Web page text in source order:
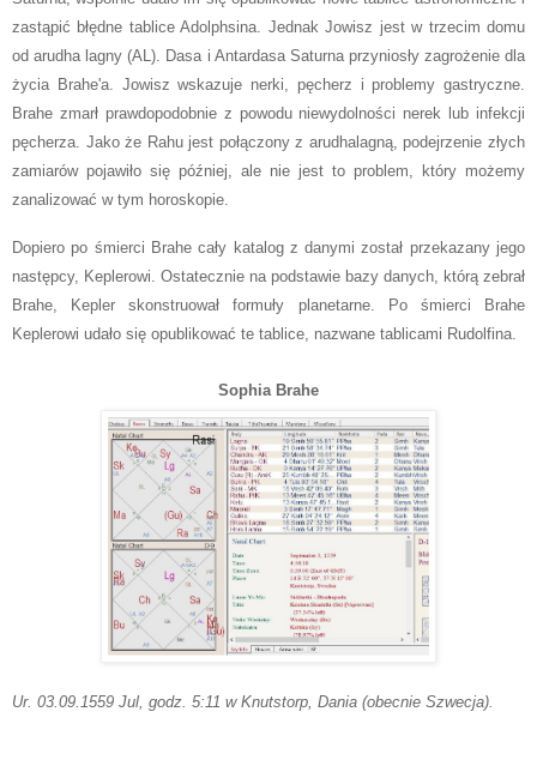
zastąpić błędne tablice Adolphsina. Jednak Jowisz jest w trzecim domu
od arudha lagny (AL). Dasa i Antardasa Saturna przyniosły zagrożenie dla
życia Brahe'a. Jowisz wskazuje nerki, pęcherz i problemy gastryczne.
Brahe zmarł prawdopodobnie z powodu niewydolności nerek lub infekcji
pęcherza. Jako że Rahu jest połączony z arudhalagną, podejrzenie złych
zamiarów pojawiło się później, ale nie jest to problem, który możemy
zanalizować w tym horoskopie.
Dopiero po śmierci Brahe cały katalog z danymi został przekazany jego
następcy, Keplerowi. Ostatecznie na podstawie bazy danych, którą zebrał
Brahe, Kepler skonstruował formuły planetarne. Po śmierci Brahe
Keplerowi udało się opublikować te tablice, nazwane tablicami Rudolfina.
Sophia Brahe
Ur. 03.09.1559 Jul, godz. 5:11 w Knutstorp, Dania (obecnie Szwecja).